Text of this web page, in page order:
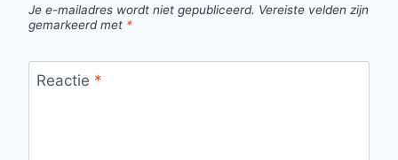
Je e-mailadres wordt niet gepubliceerd. Vereiste velden zijn
gemarkeerd met *
Reactie *